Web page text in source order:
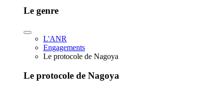
Le genre
L'ANR
Engagements
Le protocole de Nagoya
Le protocole de Nagoya